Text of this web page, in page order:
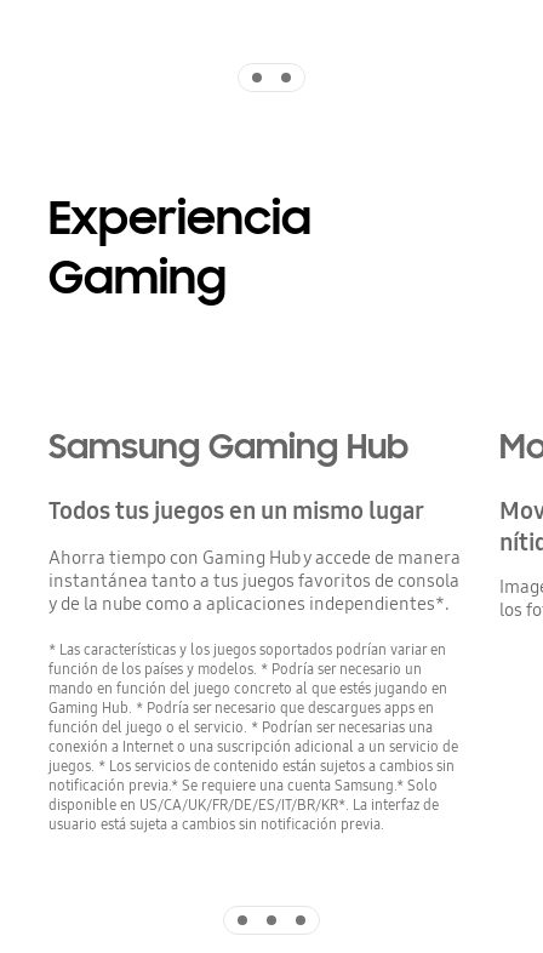
Experiencia
Gaming
Samsung Gaming Hub
Todos tus juegos en un mismo lugar
Ahorra tiempo con Gaming Hub y accede de manera
instantánea tanto a tus juegos favoritos de consola
y de la nube como a aplicaciones independientes*.
* Las características y los juegos soportados podrían variar en
función de los países y modelos. * Podría ser necesario un
mando en función del juego concreto al que estés jugando en
Gaming Hub. * Podría ser necesario que descargues apps en
función del juego o el servicio. * Podrían ser necesarias una
conexión a Internet o una suscripción adicional a un servicio de
juegos. * Los servicios de contenido están sujetos a cambios sin
notificación previa.* Se requiere una cuenta Samsung.* Solo
disponible en US/CA/UK/FR/DE/ES/IT/BR/KR*. La interfaz de
usuario está sujeta a cambios sin notificación previa.
los